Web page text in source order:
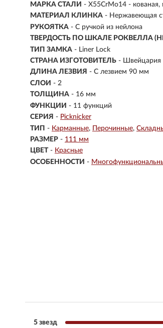
МАРКА СТАЛИ - X55CrMo14 -
МАТЕРИАЛ КЛИНКА - Нержавеющая
РУКОЯТКА - С ручкой из нейлона
ТВЕРДОСТЬ ПО ШКАЛЕ РОКВЕЛЛА
ТИП ЗАМКА - Liner Lock
СТРАНА ИЗГОТОВИТЕЛЬ - Швейцария
ДЛИНА ЛЕЗВИЯ - С лезвием 90 мм
СЛОИ - 2
ТОЛЩИНА - 16 мм
ФУНКЦИИ - 11 функций
СЕРИЯ - Picknicker
ТИП - Карманные Перочинные
РАЗМЕР - 111 мм
ЦВЕТ - Красные
ОСОБЕННОСТИ -
5 звезд